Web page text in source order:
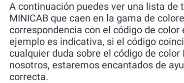
A continuación puedes ver una lista de
MINICAB que caen en la gama de
correspondencia con el código de
ejemplo es indicativa, si el código
cualquier duda sobre el código de
nosotros, estaremos encantados de
correcta.